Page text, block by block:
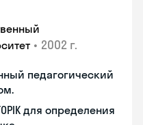
• 2002 г.
педагогический
для определения